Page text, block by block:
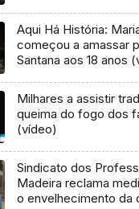
Aqui Há História:
começou a amassar
Santana aos 18 anos
Milhares a assistir
queima do fogo dos
(vídeo)
Sindicato dos
Madeira reclama
o envelhecimento da